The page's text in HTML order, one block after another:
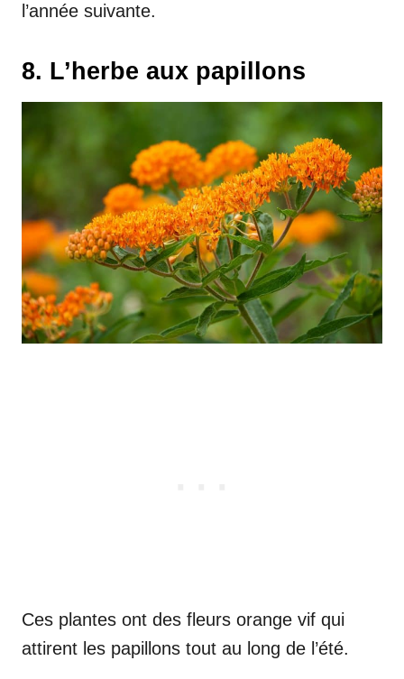
l’année suivante.
8. L’herbe aux papillons
Ces plantes ont des fleurs orange vif qui
attirent les papillons tout au long de l’été.